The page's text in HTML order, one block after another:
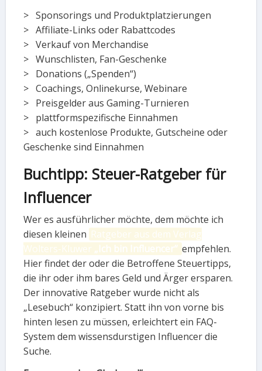
> Sponsorings und Produktplatzierungen
> Affiliate-Links oder Rabattcodes
> Verkauf von Merchandise
> Wunschlisten, Fan-Geschenke
> Donations („Spenden“)
> Coachings, Onlinekurse, Webinare
> Preisgelder aus Gaming-Turnieren
> plattformspezifische Einnahmen
> auch kostenlose Produkte, Gutscheine oder
Geschenke sind Einnahmen
Buchtipp: Steuer-Ratgeber für
Influencer
Wer es ausführlicher möchte, dem möchte ich
diesen kleinen Ratgeber aus dem Verlag
Wolters-Kluwer „Ich bin Influencer“ empfehlen.
Hier findet der oder die Betroffene Steuertipps,
die ihr oder ihm bares Geld und Ärger ersparen.
Der innovative Ratgeber wurde nicht als
„Lesebuch“ konzipiert. Statt ihn von vorne bis
hinten lesen zu müssen, erleichtert ein FAQ-
System dem wissensdurstigen Influencer die
Suche.